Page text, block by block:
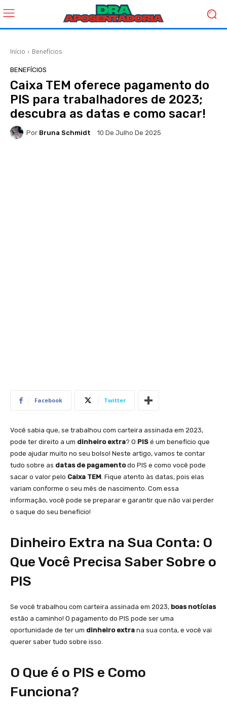
Início Benefícios
BENEFÍCIOS
Caixa TEM oferece pagamento do
PIS para trabalhadores de 2023;
descubra as datas e como sacar!
Por Bruna Schmidt 10 De Julho De 2025
Facebook Twitter
Você sabia que, se trabalhou com carteira assinada em 2023,
pode ter direito a um dinheiro extra? O PIS é um benefício que
pode ajudar muito no seu bolso! Neste artigo, vamos te contar
tudo sobre as datas de pagamentodo PIS e como você pode
sacar o valor pelo Caixa TEM. Fique atento às datas, pois elas
variam conforme o seu mês de nascimento. Com essa
informação, você pode se preparar e garantir que não vai perder
o saque do seu benefício!
Dinheiro Extra na Sua Conta: O
Que Você Precisa Saber Sobre o
PIS
Se você trabalhou com carteira assinada em 2023, boas notícias
estão a caminho! O pagamento do PIS pode ser uma
oportunidade de ter um dinheiro extra na sua conta, e você vai
querer saber tudo sobre isso.
O Que é o PIS e Como
Funciona?